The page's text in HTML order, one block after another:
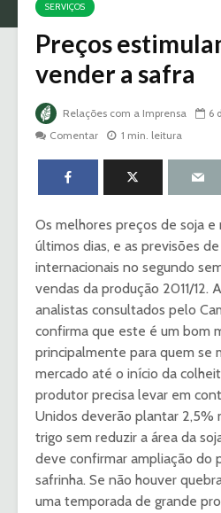
SERVIÇOS
Preços
vender a safra
Relações com a Imprensa
6
Comentar
1 min. leitura
Os melhores preços de soja e
úl­­timos dias, e as previsões
internacionais no segundo
vendas da produção 2011/12.
analistas consultados pelo
confirma que este é um bom
principalmente para quem se
mercado até o iní­­cio da
produtor pre­­cisa levar em
Unidos deverão plantar 2,5%
trigo sem reduzir a área da
deve confirmar ampliação do
safrinha. Se não houver
uma temporada de grande